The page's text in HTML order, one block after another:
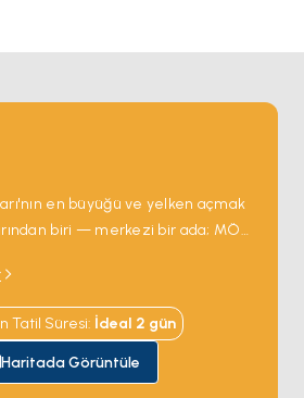
en büyüğü ve yelken açmak
biri — merkezi bir ada; MÖ
bir adacıkta tek başına
çerçeveliyor. Chora eski
tepeye dar Venedik
batı kıyısı rüzgâr sörfçüleri ile
çeken 12 kilometrelik kumlu plaj
Tatil Süresi: İdeal 2 gün
Haritada Görüntüle